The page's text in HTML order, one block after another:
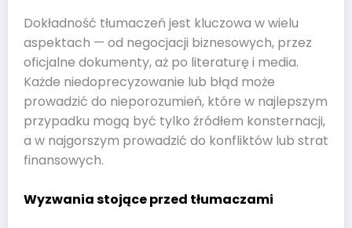
Dokładność tłumaczeń jest kluczowa w wielu
aspektach — od negocjacji biznesowych, przez
oficjalne dokumenty, aż po literaturę i media.
Każde niedoprecyzowanie lub błąd może
prowadzić do nieporozumień, które w najlepszym
przypadku mogą być tylko źródłem konsternacji,
a w najgorszym prowadzić do konfliktów lub strat
finansowych.
Wyzwania stojące przed tłumaczami